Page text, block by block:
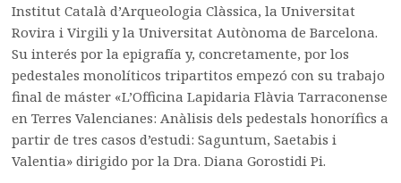
Institut Català d’Arqueologia Clàssica, la Universitat
Rovira i Virgili y la Universitat Autònoma de Barcelona.
Su interés por la epigrafía y, concretamente, por los
pedestales monolíticos tripartitos empezó con su trabajo
final de máster «L’Officina Lapidaria Flàvia Tarraconense
en Terres Valencianes: Anàlisis dels pedestals honorífics a
partir de tres casos d’estudi: Saguntum, Saetabis i
Valentia» dirigido por la Dra. Diana Gorostidi Pi.